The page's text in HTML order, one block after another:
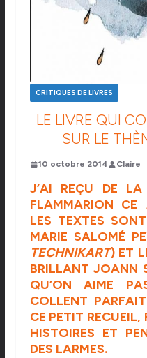
CRITIQUES DE LIVRES
LE LIVRE QUI
SUR LE
10 octobre 2014 Claire
J’AI REÇU DE
FLAMMARION CE
LES TEXTES
MARIE SALOMÉ
TECHNIKART) ET
BRILLANT JOANN
QU’ON AIME
COLLENT
CE PETIT RECUEIL,
HISTOIRES ET
DES LARMES.